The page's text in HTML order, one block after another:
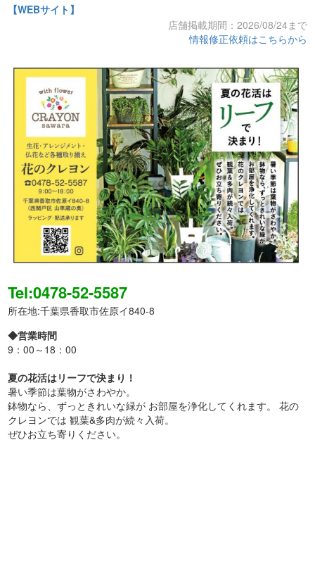
【WEBサイト】
店舗掲載期間：2026/08/24まで
情報修正依頼はこちらから
Tel:0478-52-5587
所在地:千葉県香取市佐原イ840-8
◆営業時間
9：00～18：00
夏の花活はリーフで決まり！
暑い季節は葉物がさわやか。
鉢物なら、ずっときれいな緑が お部屋を浄化してくれます。 花の
クレヨンでは 観葉&多肉が続々入荷。
ぜひお立ち寄りください。